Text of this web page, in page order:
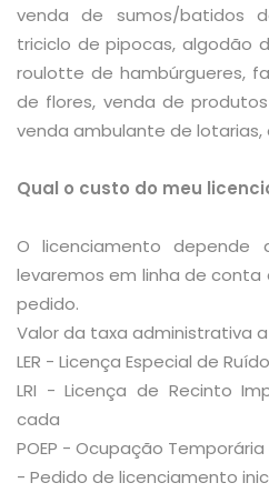
venda de sumos/batidos
triciclo de pipocas, algodão
roulotte de hambúrgueres,
de flores, venda de
venda ambulante de
Qual o custo do meu
O licenciamento depende
levaremos em linha de conta
pedido.
Valor da taxa administrativa
LER - Licença Especial de
LRI - Licença de Recinto
cada
POEP - Ocupação
- Pedido de licenciamento